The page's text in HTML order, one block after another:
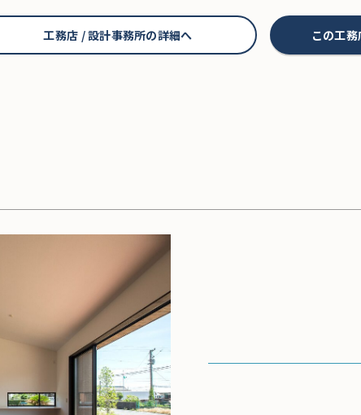
工務店 / 設計事務所の詳細へ この工